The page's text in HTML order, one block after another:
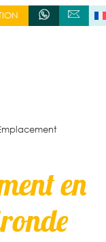
+335 57 16 74 65
ÉCRIVEZ-NOUS
en